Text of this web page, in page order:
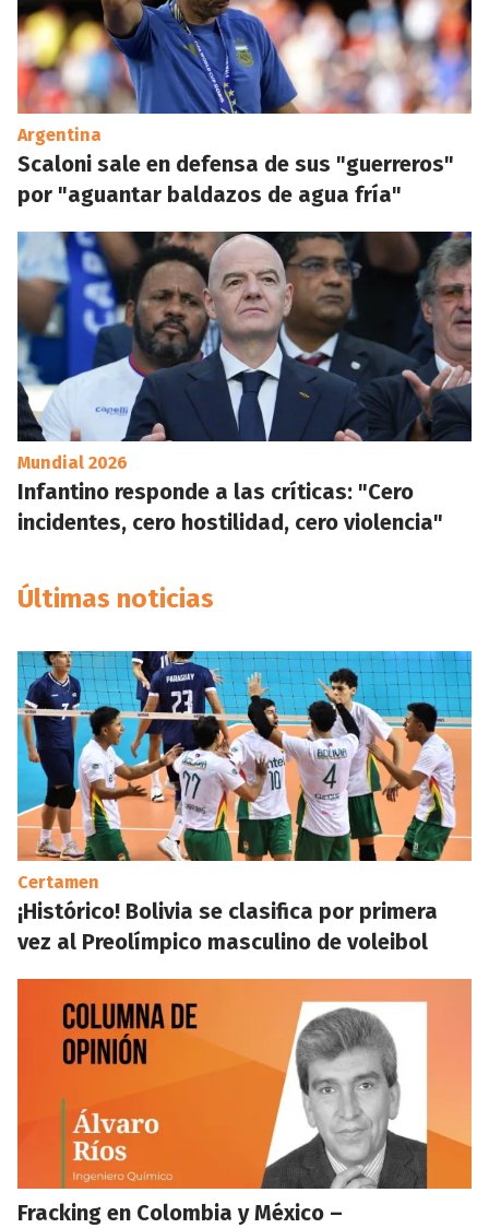
Argentina
Scaloni sale en defensa de sus "guerreros"
por "aguantar baldazos de agua fría"
Mundial 2026
Infantino responde a las críticas: "Cero
incidentes, cero hostilidad, cero violencia"
Últimas noticias
Certamen
¡Histórico! Bolivia se clasifica por primera
vez al Preolímpico masculino de voleibol
Fracking en Colombia y México –